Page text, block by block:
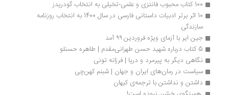
سازندگی
جین ایر با آزمای ویژه فروردین ۹۹ آمد
نگاهی دیگر به پیرمرد و دریا | فرزانه تونی
سیاست در رمان‌های ایران و جهان | شبنم کهن‌چی
داشتن و نداشتن با ترجمه‌ی کیهان